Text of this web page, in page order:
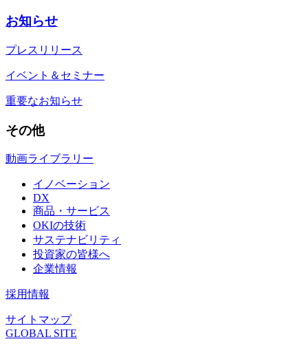
お知らせ
プレスリリース
イベント＆セミナー
重要なお知らせ
その他
動画ライブラリー
イノベーション
DX
商品・サービス
OKIの技術
サステナビリティ
投資家の皆様へ
企業情報
採用情報
サイトマップ
GLOBAL SITE